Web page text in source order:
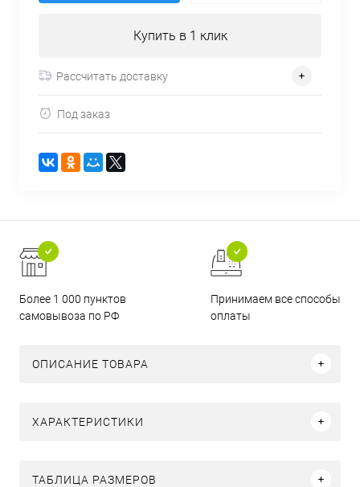
Купить в 1 клик
Рассчитать доставку
Под заказ
Более 1 000 пунктов
самовывоза по РФ
Принимаем все способы
оплаты
ОПИСАНИЕ ТОВАРА
ХАРАКТЕРИСТИКИ
ТАБЛИЦА РАЗМЕРОВ